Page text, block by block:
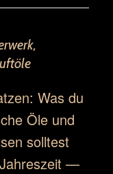
Was du
Öle und
solltest
—